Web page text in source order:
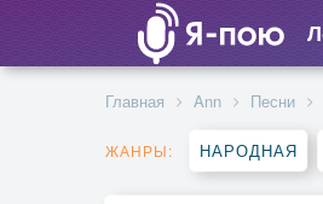
Главная Ann Песни
ЖАНРЫ: НАРОДНАЯ